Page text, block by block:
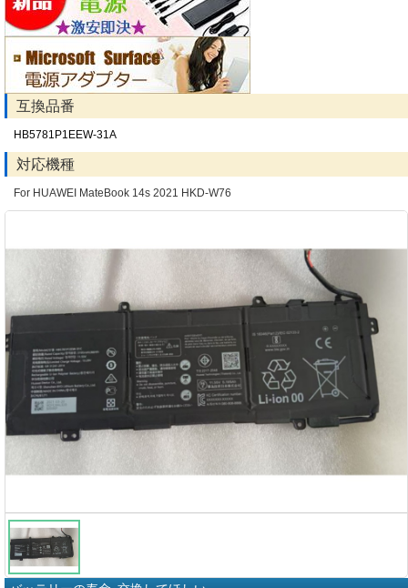
互換品番
HB5781P1EEW-31A
対応機種
For HUAWEI MateBook 14s 2021 HKD-W76